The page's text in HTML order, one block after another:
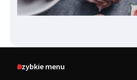
Szybkie menu